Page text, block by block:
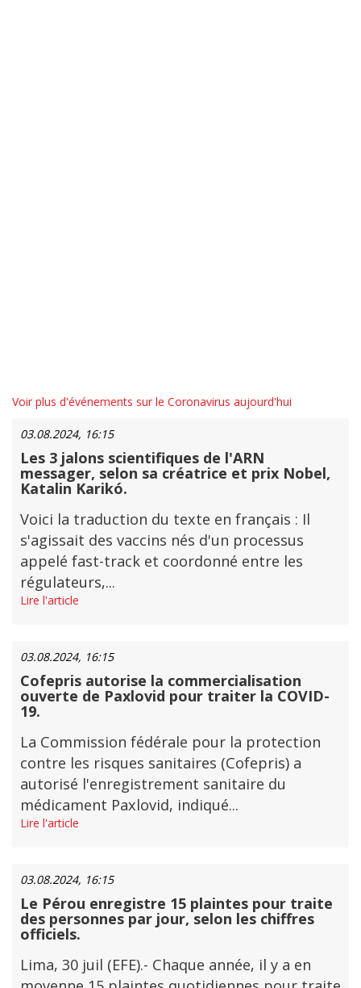
Voir plus d'événements sur le Coronavirus aujourd'hui
03.08.2024, 16:15
Les 3 jalons scientifiques de l'ARN
messager, selon sa créatrice et prix Nobel,
Katalin Karikó.
Voici la traduction du texte en français : Il
s'agissait des vaccins nés d'un processus
appelé fast-track et coordonné entre les
régulateurs,...
Lire l'article
03.08.2024, 16:15
Cofepris autorise la commercialisation
ouverte de Paxlovid pour traiter la COVID-
19.
La Commission fédérale pour la protection
contre les risques sanitaires (Cofepris) a
autorisé l'enregistrement sanitaire du
médicament Paxlovid, indiqué...
Lire l'article
03.08.2024, 16:15
Le Pérou enregistre 15 plaintes pour traite
des personnes par jour, selon les chiffres
officiels.
Lima, 30 juil (EFE).- Chaque année, il y a en